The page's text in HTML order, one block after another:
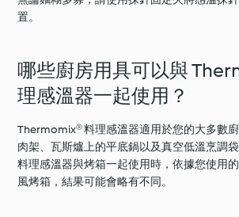
置。
哪些廚房用具可以與
理感溫器一起使用？
Thermomix® 料理感溫器適用於您的大多數
肉架、瓦斯爐上的平底鍋以及真空低溫烹調
料理感溫器與烤箱一起使用時，依據您使用
風烤箱，結果可能會略有不同。